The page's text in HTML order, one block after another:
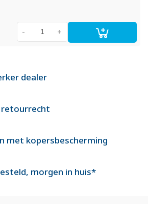
+
-
dealer
retourrecht
met kopersbescherming
morgen in huis*